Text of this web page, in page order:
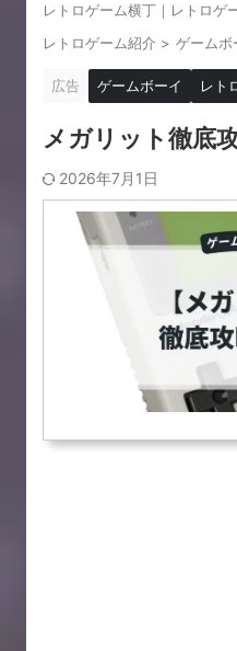
レトロゲーム横丁｜レトロゲ
レトロゲーム紹介 > ゲームボ
広告 ゲームボーイ レト
メガリット徹底
2026年7月1日